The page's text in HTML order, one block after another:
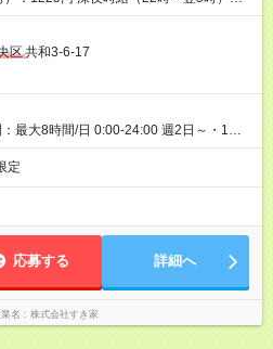
手当（5：00-9：
本採用時と同じです。 試用期間の実態は
ですが、切り上げで一ヶ月とさせてい
あり：15時間(研修中も同時給）
区共和3-6-17
最大8時間/日 0:00-24:00 週2日～・1日
〇朝帯 5:00-9:00 〇昼帯 9:00-14:00 〇午
18:00-22:00 〇深夜帯 22:00-翌5:00 基
定
応募する 詳細へ
名 株式会社すき家